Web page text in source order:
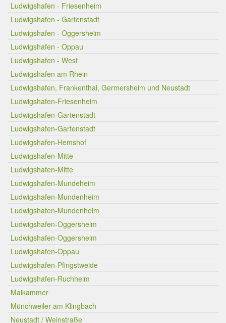
Ludwigshafen - Friesenheim
Ludwigshafen - Gartenstadt
Ludwigshafen - Oggersheim
Ludwigshafen - Oppau
Ludwigshafen - West
Ludwigshafen am Rhein
Ludwigshafen, Frankenthal, Germersheim und Neustadt
Ludwigshafen-Friesenheim
Ludwigshafen-Gartenstadt
Ludwigshafen-Gartenstadt
Ludwigshafen-Hemshof
Ludwigshafen-Mitte
Ludwigshafen-Mitte
Ludwigshafen-Mundeheim
Ludwigshafen-Mundenheim
Ludwigshafen-Mundenheim
Ludwigshafen-Oggersheim
Ludwigshafen-Oggersheim
Ludwigshafen-Oppau
Ludwigshafen-Pfingstweide
Ludwigshafen-Ruchheim
Maikammer
Münchweiler am Klingbach
Neustadt / Weinstraße